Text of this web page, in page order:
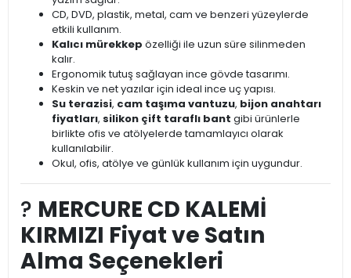
CD, DVD, plastik, metal, cam ve benzeri yüzeylerde
etkili kullanım.
Kalıcı mürekkep özelliği ile uzun süre silinmeden
kalır.
Ergonomik tutuş sağlayan ince gövde tasarımı.
Keskin ve net yazılar için ideal ince uç yapısı.
Su terazisi, cam taşıma vantuzu, bijon anahtarı
fiyatları, silikon çift taraflı bant gibi ürünlerle
birlikte ofis ve atölyelerde tamamlayıcı olarak
kullanılabilir.
Okul, ofis, atölye ve günlük kullanım için uygundur.
? MERCURE CD KALEMİ
KIRMIZI Fiyat ve Satın
Alma Seçenekleri